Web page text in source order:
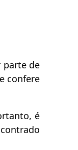
parte de
confere
é